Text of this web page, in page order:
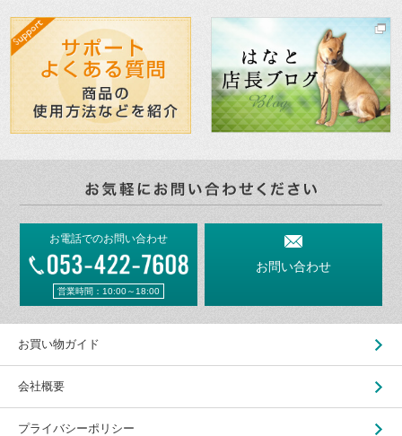
お電話でのお問い合わせ
営業時間：10:00～18:00
お問い合わせ
お買い物ガイド
会社概要
プライバシーポリシー